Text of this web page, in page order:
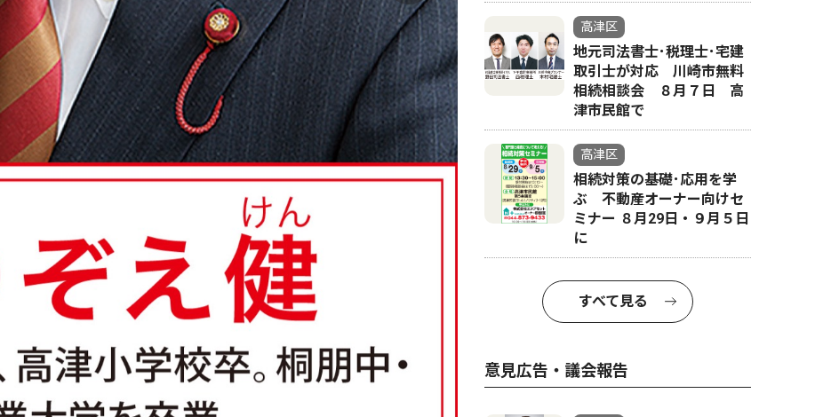
高津区
地元司法書士･税理士･宅建
取引士が対応 川崎市無料
相続相談会 ８月７日 高
津市民館で
高津区
相続対策の基礎･応用を学
ぶ 不動産オーナー向けセ
ミナー ８月29日・９月５日
に
すべて見る
意見広告・議会報告